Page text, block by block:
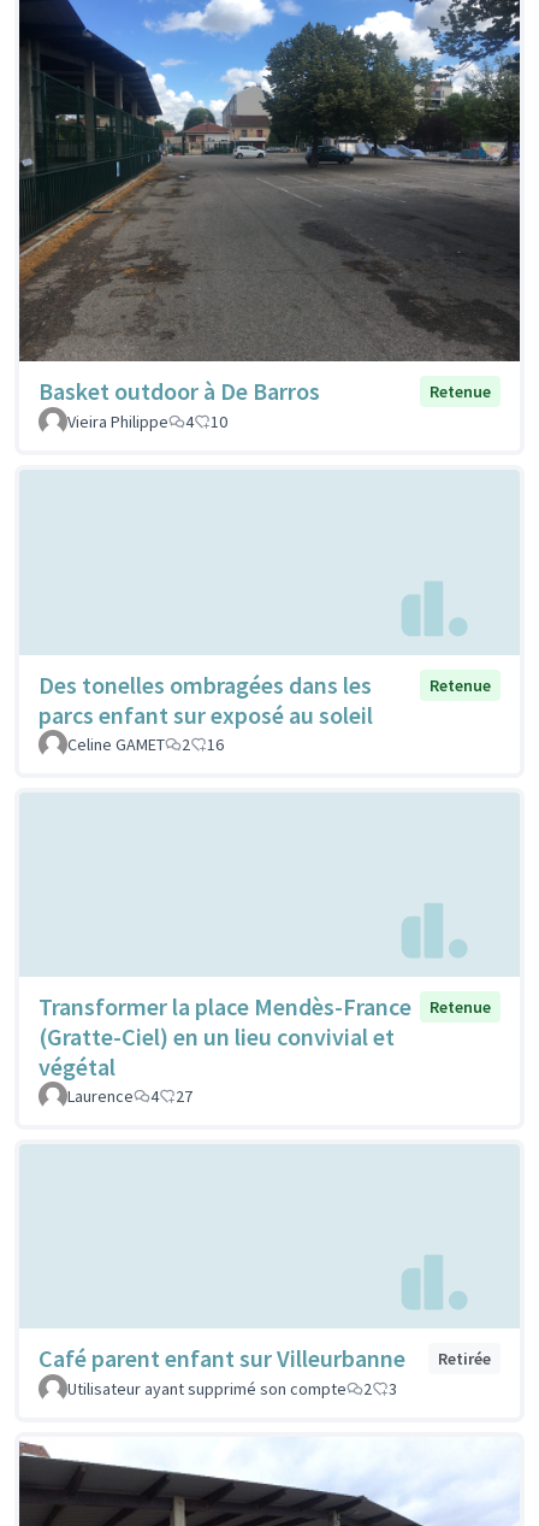
Basket outdoor à De Barros
Retenue
Vieira Philippe
4 10
Des tonelles ombragées dans les
parcs enfant sur exposé au soleil
Retenue
Celine GAMET 2 16
Transformer la place Mendès-France
(Gratte-Ciel) en un lieu convivial et
végétal
Retenue
Laurence 4 27
Café parent enfant sur Villeurbanne
Retirée
Utilisateur ayant supprimé son compte
2 3